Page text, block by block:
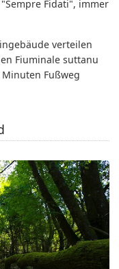
Fidati", immer
verteilen
Fiuminale suttanu
Fußweg